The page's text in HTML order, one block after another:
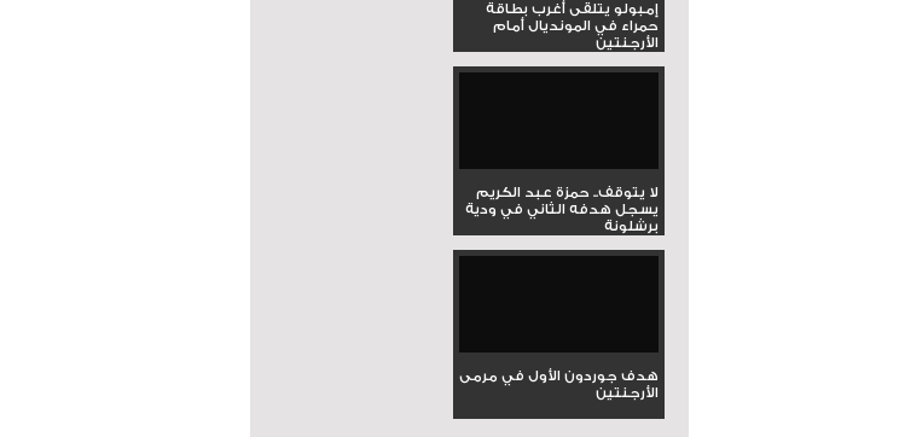
إمبولو يتلقى أغرب بطاقة
حمراء في المونديال أمام
الأرجنتين
لا يتوقف.. حمزة عبد الكريم
يسجل هدفه الثاني في ودية
برشلونة
هدف جوردون الأول في مرمى
الأرجنتين